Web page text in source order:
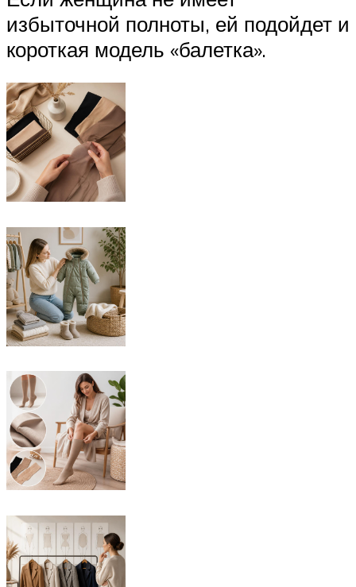
избыточной полноты, ей подойдет и
короткая модель «балетка».